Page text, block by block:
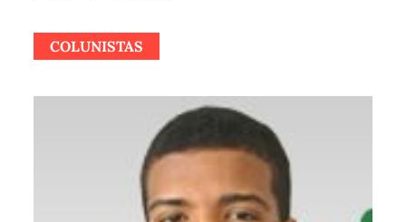
COLUNISTAS